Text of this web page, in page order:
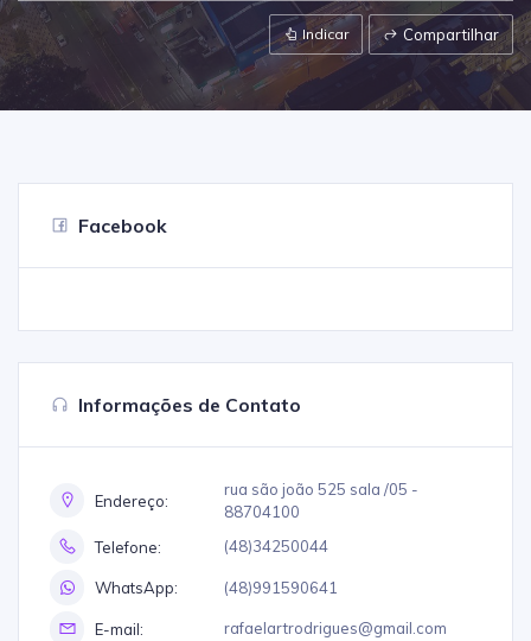
Indicar Compartilhar
Facebook
Informações de Contato
Endereço:
rua são joão 525 sala /05 -
88704100
Telefone:
(48)34250044
WhatsApp: (48)991590641
E-mail: rafaelartrodrigues@gmail.com